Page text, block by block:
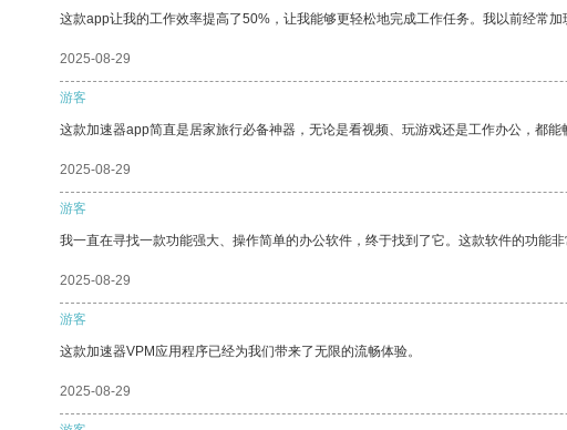
这款app让我的工作效率提高了50%，让我能够更轻松地完成工作任务。我以前经常
2025-08-29
游客
这款加速器app简直是居家旅行必备神器，无论是看视频、玩游戏还是工作办公，都能
2025-08-29
游客
我一直在寻找一款功能强大、操作简单的办公软件，终于找到了它。这款软件的功能
2025-08-29
游客
这款加速器VPM应用程序已经为我们带来了无限的流畅体验。
2025-08-29